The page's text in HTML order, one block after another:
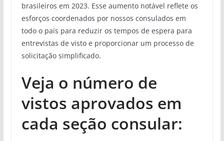
brasileiros em 2023. Esse aumento notável reflete os
esforços coordenados por nossos consulados em
todo o país para reduzir os tempos de espera para
entrevistas de visto e proporcionar um processo de
solicitação simplificado.
Veja o número de
vistos aprovados em
cada seção consular: